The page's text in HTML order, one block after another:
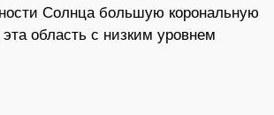
Солнца большую корональную
область с низким уровнем